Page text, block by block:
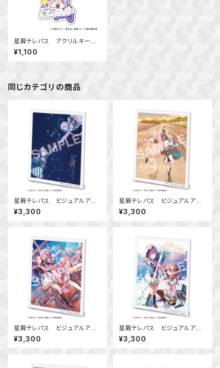
星屑テレパス アクリルキーホ
ルダー 明内 ユウ
¥1,100
同じカテゴリの商品
星屑テレパス ビジュアルアー
トボード Ver.A
¥3,300
星屑テレパス ビジュアルアー
トボード Ver.B
¥3,300
星屑テレパス ビジュアルアー
トボード Ver.C
¥3,300
星屑テレパス ビジュアルアー
トボード Ver.D
¥3,300